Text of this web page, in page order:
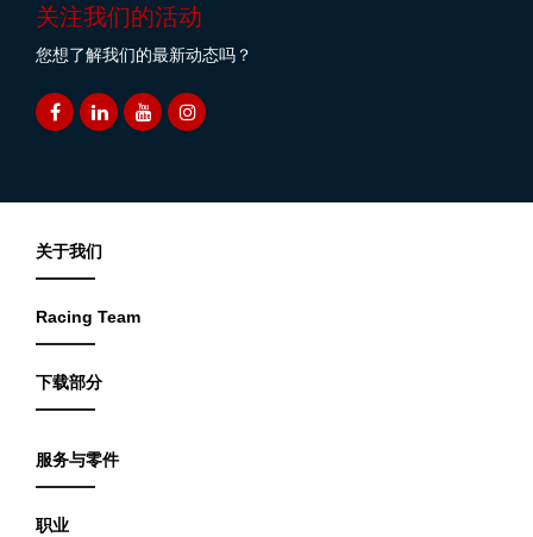
关注我们的活动
您想了解我们的最新动态吗？
关于我们
Racing Team
下载部分
服务与零件
职业